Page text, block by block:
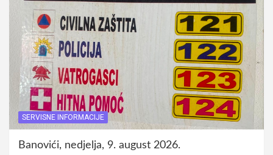
SERVISNE INFORMACIJE
Banovići, nedjelja, 9. august 2026.